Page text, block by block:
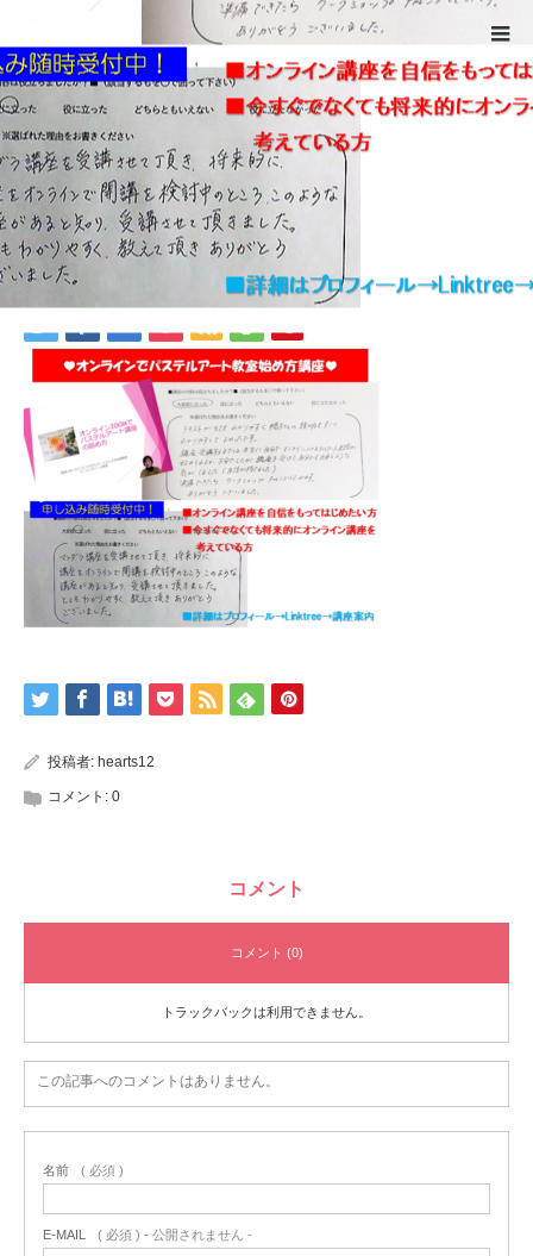
スクリーンショット (437)
Warning: ltrim() expects parameter 1 to be string, object given
in /home/xs524725/reiki-kumamoto.com/public_html/wp-
includes/formatting.phpon line4343
スクリーンショット (437)
2021.07.31
投稿者: hearts12
コメント: 0
コメント
コメント (0)
トラックバックは利用できません。
この記事へのコメントはありません。
名前 ( 必須 )
E-MAIL ( 必須 ) - 公開されません -